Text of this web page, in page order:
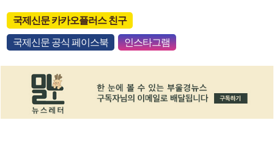
국제신문 카카오플러스 친구
국제신문 공식 페이스북 인스타그램